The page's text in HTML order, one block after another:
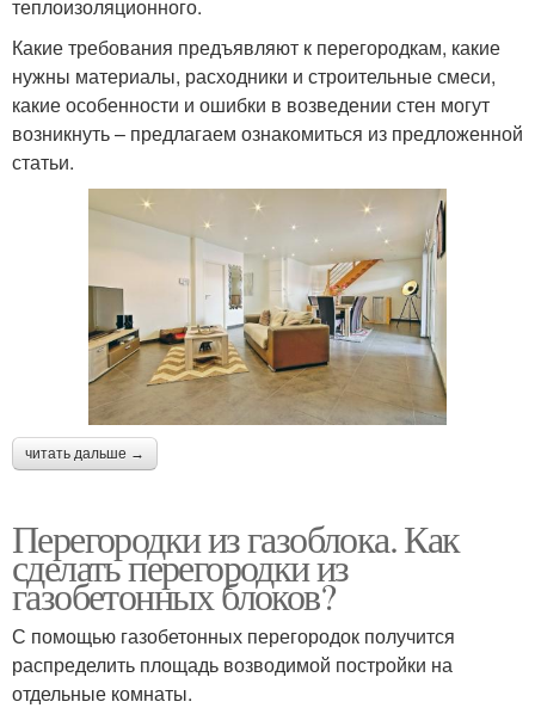
теплоизоляционного.
Какие требования предъявляют к перегородкам, какие
нужны материалы, расходники и строительные смеси,
какие особенности и ошибки в возведении стен могут
возникнуть – предлагаем ознакомиться из предложенной
статьи.
читать дальше →
Перегородки из газоблока. Как
сделать перегородки из
газобетонных блоков?
С помощью газобетонных перегородок получится
распределить площадь возводимой постройки на
отдельные комнаты.